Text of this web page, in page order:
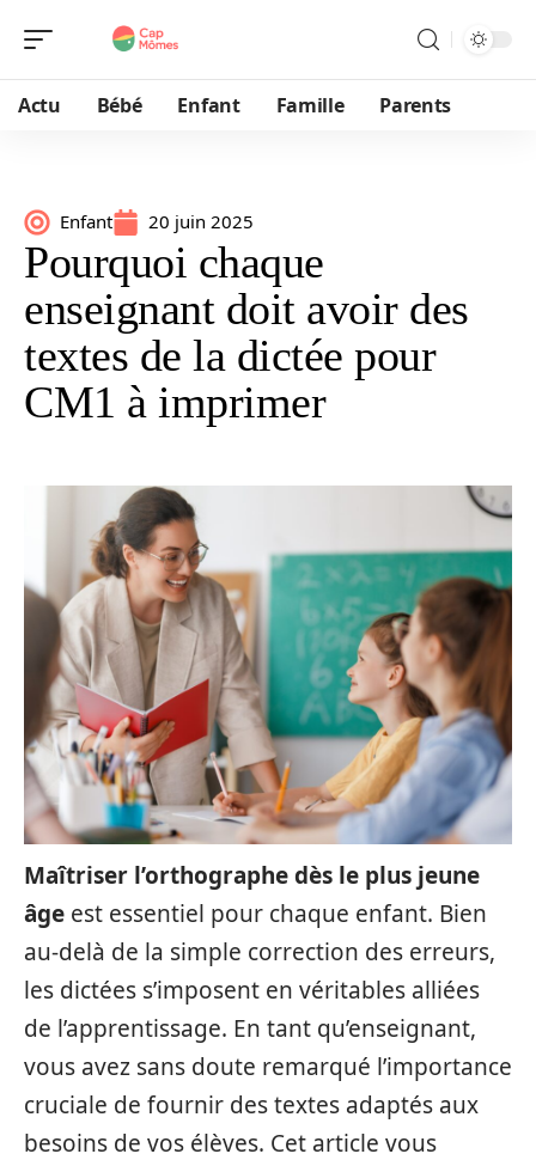
Actu Bébé Enfant Famille Parents
Enfant 20 juin 2025
Pourquoi chaque
enseignant doit avoir des
textes de la dictée pour
CM1 à imprimer
Maîtriser l’orthographe dès le plus jeune
âge est essentiel pour chaque enfant. Bien
au-delà de la simple correction des erreurs,
les dictées s’imposent en véritables alliées
de l’apprentissage. En tant qu’enseignant,
vous avez sans doute remarqué l’importance
cruciale de fournir des textes adaptés aux
besoins de vos élèves. Cet article vous